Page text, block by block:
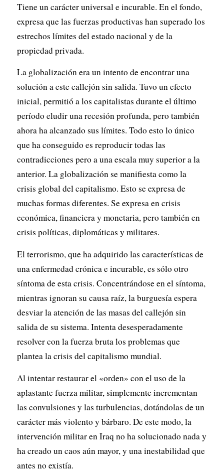
Tiene un carácter universal e incurable. En el fondo,
expresa que las fuerzas productivas han superado los
estrechos límites del estado nacional y de la
propiedad privada.
La globalización era un intento de encontrar una
solución a este callejón sin salida. Tuvo un efecto
inicial, permitió a los capitalistas durante el último
período eludir una recesión profunda, pero también
ahora ha alcanzado sus límites. Todo esto lo único
que ha conseguido es reproducir todas las
contradicciones pero a una escala muy superior a la
anterior. La globalización se manifiesta como la
crisis global del capitalismo. Esto se expresa de
muchas formas diferentes. Se expresa en crisis
económica, financiera y monetaria, pero también en
crisis políticas, diplomáticas y militares.
El terrorismo, que ha adquirido las características de
una enfermedad crónica e incurable, es sólo otro
síntoma de esta crisis. Concentrándose en el síntoma,
mientras ignoran su causa raíz, la burguesía espera
desviar la atención de las masas del callejón sin
salida de su sistema. Intenta desesperadamente
resolver con la fuerza bruta los problemas que
plantea la crisis del capitalismo mundial.
Al intentar restaurar el «orden» con el uso de la
aplastante fuerza militar, simplemente incrementan
las convulsiones y las turbulencias, dotándolas de un
carácter más violento y bárbaro. De este modo, la
intervención militar en Iraq no ha solucionado nada y
ha creado un caos aún mayor, y una inestabilidad que
antes no existía.